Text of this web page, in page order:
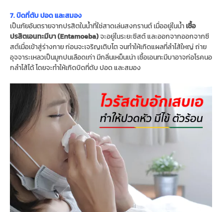
7. บิดที่ตับ ปอด และสมอง
เป็นภัยอันตรายจากปรสิตในน้ำที่ใช่สาดเล่นสงกรานต์ เมื่ออยู่ในน้ำเชื้อ
ปรสิตเอนทะมีบา (Entamoeba)จะอยู่ในระยะซีสต์ และออกจากออกจากซี
สต์เมื่อเข้าสู่ร่างกาย ก่อนจะเจริญเติบโต จนทำให้เกิดแผลที่ลําไส้ใหญ่ ถ่าย
อุจจาระเหลวเป็นมูกปนเลือดเก่า มีกลิ่นเหม็นเน่า เชื้อเอนทะมีบาอาจก่อโรคนอ
กลําไส้ได้ โดยจะทําให้เกิดบิดที่ตับ ปอด และสมอง